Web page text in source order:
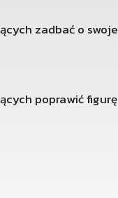
zadbać o swoje
poprawić figurę